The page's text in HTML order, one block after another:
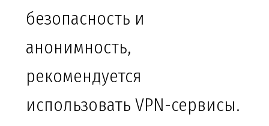
безопасность и
анонимность,
рекомендуется
использовать VPN-сервисы.